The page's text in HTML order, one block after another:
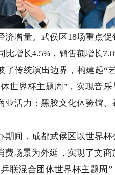
增量。武侯区18场重点促
增长4.5%，销售额增长
传统演出边界，构建起“
世界杯主题周”，实现音
活力；黑胶文化体验馆
间，成都武侯区以世界杯
场景为外延，实现了文
联混合团体世界杯主题周